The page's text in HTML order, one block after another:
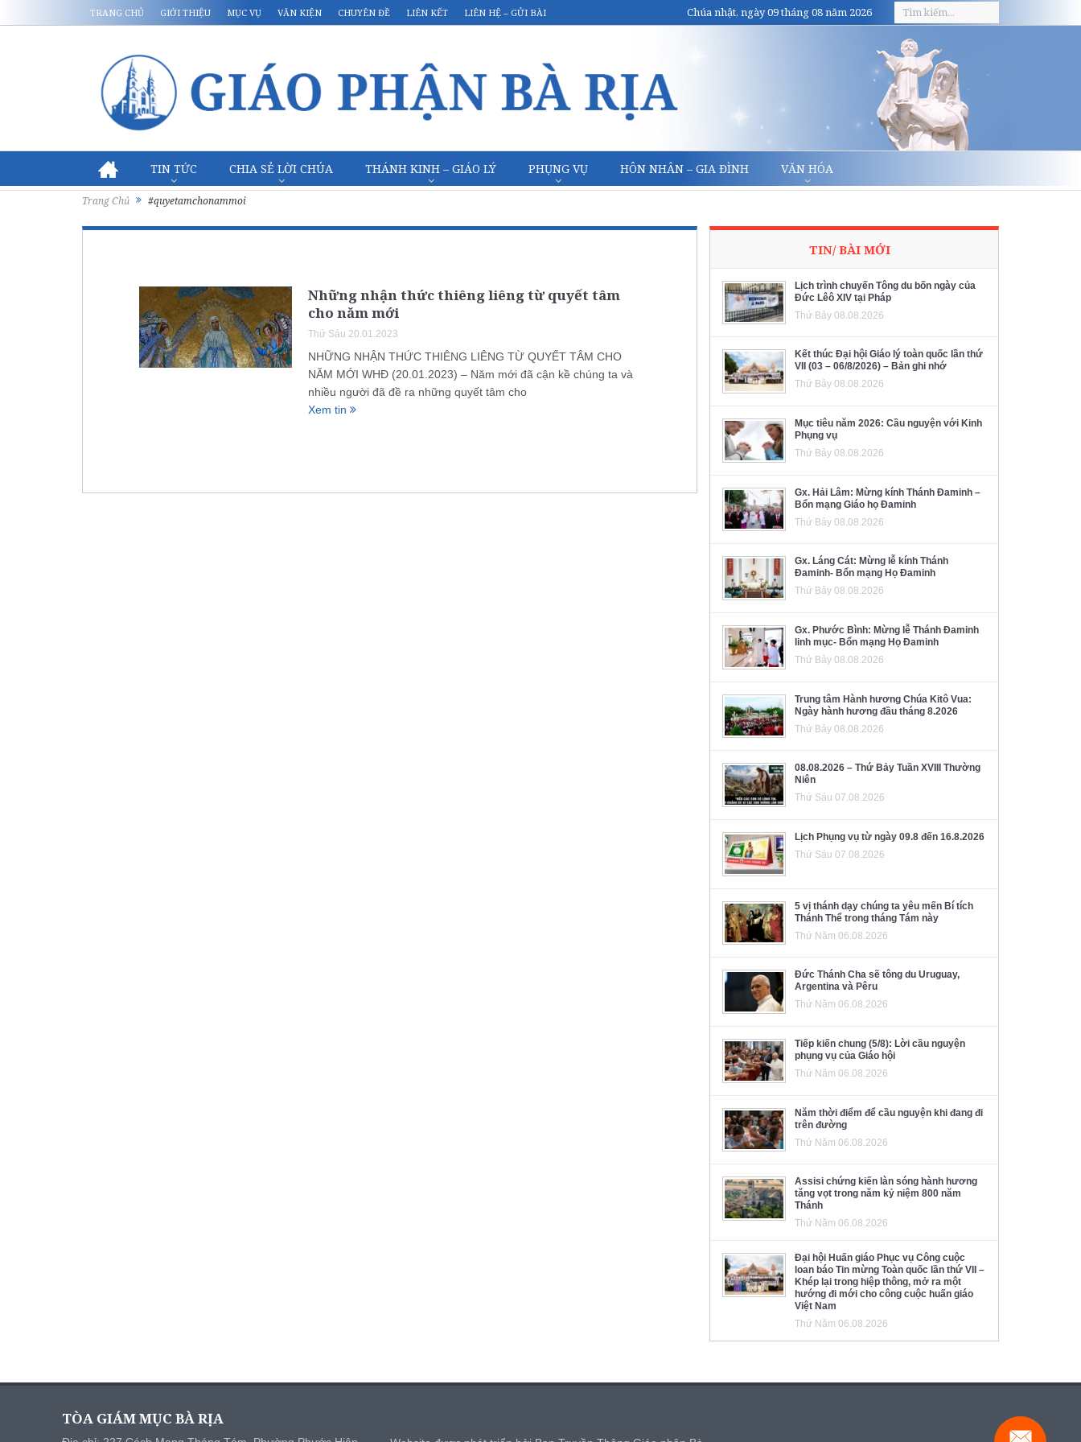
TRANG CHỦ GIỚI THIỆU MỤC VỤ VĂN KIỆN CHUYÊN ĐỀ LIÊN KẾT LIÊN HỆ – GỬI BÀI Chúa nhật, ngày 09 tháng 08 năm 2026
TIN TỨC CHIA SẺ LỜI CHÚA THÁNH KINH – GIÁO LÝ PHỤNG VỤ HÔN NHÂN – GIA ĐÌNH VĂN HÓA
Trang Chủ #quyetamchonammoi
Những nhận thức thiêng liêng từ quyết tâm
cho năm mới
Thứ Sáu 20.01.2023
NHỮNG NHẬN THỨC THIÊNG LIÊNG TỪ QUYẾT TÂM CHO
NĂM MỚI WHĐ (20.01.2023) – Năm mới đã cận kề chúng ta và
nhiều người đã đề ra những quyết tâm cho
Xem tin
TIN/ BÀI MỚI
Lịch trình chuyến Tông du bốn ngày của
Đức Lêô XIV tại Pháp
Thứ Bảy 08.08.2026
Kết thúc Đại hội Giáo lý toàn quốc lần thứ
VII (03 – 06/8/2026) – Bản ghi nhớ
Thứ Bảy 08.08.2026
Mục tiêu năm 2026: Cầu nguyện với Kinh
Phụng vụ
Thứ Bảy 08.08.2026
Gx. Hải Lâm: Mừng kính Thánh Đaminh –
Bổn mạng Giáo họ Đaminh
Thứ Bảy 08.08.2026
Gx. Láng Cát: Mừng lễ kính Thánh
Đaminh- Bổn mạng Họ Đaminh
Thứ Bảy 08.08.2026
Gx. Phước Bình: Mừng lễ Thánh Đaminh
linh mục- Bổn mạng Họ Đaminh
Thứ Bảy 08.08.2026
Trung tâm Hành hương Chúa Kitô Vua:
Ngày hành hương đầu tháng 8.2026
Thứ Bảy 08.08.2026
08.08.2026 – Thứ Bảy Tuần XVIII Thường
Niên
Thứ Sáu 07.08.2026
Lịch Phụng vụ từ ngày 09.8 đến 16.8.2026
Thứ Sáu 07.08.2026
5 vị thánh dạy chúng ta yêu mến Bí tích
Thánh Thể trong tháng Tám này
Thứ Năm 06.08.2026
Đức Thánh Cha sẽ tông du Uruguay,
Argentina và Pêru
Thứ Năm 06.08.2026
Tiếp kiến chung (5/8): Lời cầu nguyện
phụng vụ của Giáo hội
Thứ Năm 06.08.2026
Năm thời điểm để cầu nguyện khi đang đi
trên đường
Thứ Năm 06.08.2026
Assisi chứng kiến làn sóng hành hương
tăng vọt trong năm kỷ niệm 800 năm
Thánh
Thứ Năm 06.08.2026
Đại hội Huấn giáo Phục vụ Công cuộc
loan báo Tin mừng Toàn quốc lần thứ VII –
Khép lại trong hiệp thông, mở ra một
hướng đi mới cho công cuộc huấn giáo
Việt Nam
Thứ Năm 06.08.2026
TÒA GIÁM MỤC BÀ RỊA